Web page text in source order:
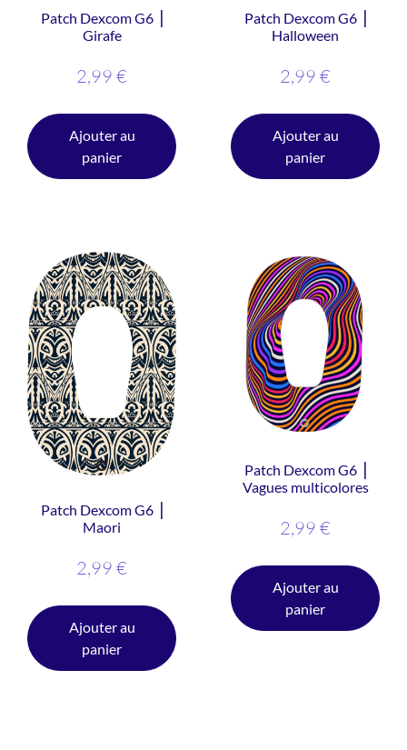
Patch Dexcom G6 ⎥
Girafe
2,99 €
Ajouter au
panier
Patch Dexcom G6 ⎥
Halloween
2,99 €
Ajouter au
panier
Patch Dexcom G6 ⎥
Maori
2,99 €
Ajouter au
panier
Patch Dexcom G6 ⎥
Vagues multicolores
2,99 €
Ajouter au
panier